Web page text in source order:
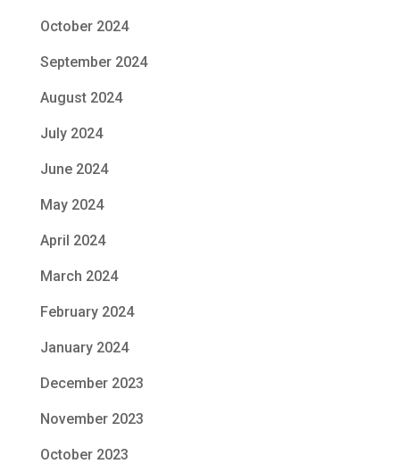
October 2024
September 2024
August 2024
July 2024
June 2024
May 2024
April 2024
March 2024
February 2024
January 2024
December 2023
November 2023
October 2023